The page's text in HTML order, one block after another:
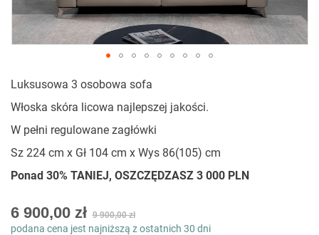
na
początek
Luksusowa 3 osobowa sofa
Włoska skóra licowa najlepszej jakości.
W pełni regulowane zagłówki
Sz 224 cm x Gł 104 cm x Wys 86(105) cm
Ponad 30% TANIEJ, OSZCZĘDZASZ 3 000 PLN
As
low
6 900,00 zł 9 900,00 zł
podana cena jest najniższą z ostatnich 30 dni